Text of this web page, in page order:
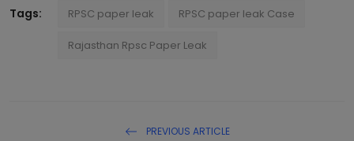
Tags: RPSC paper leak RPSC paper leak Case
Rajasthan Rpsc Paper Leak
PREVIOUS ARTICLE